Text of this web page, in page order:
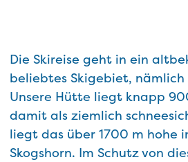
Die Skireise geht in ein
beliebtes Skigebiet, nämlich
Unsere Hütte liegt knapp
damit als ziemlich
liegt das über 1700 m hohe
Skogshorn. Im Schutz von